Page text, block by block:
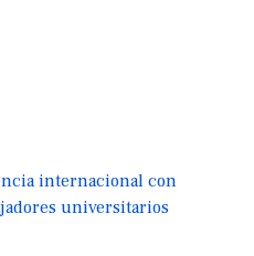
internacional con
universitarios